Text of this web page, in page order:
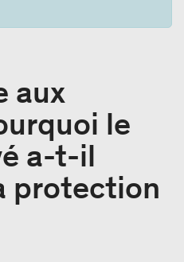
aux
le
a-t-il
protection